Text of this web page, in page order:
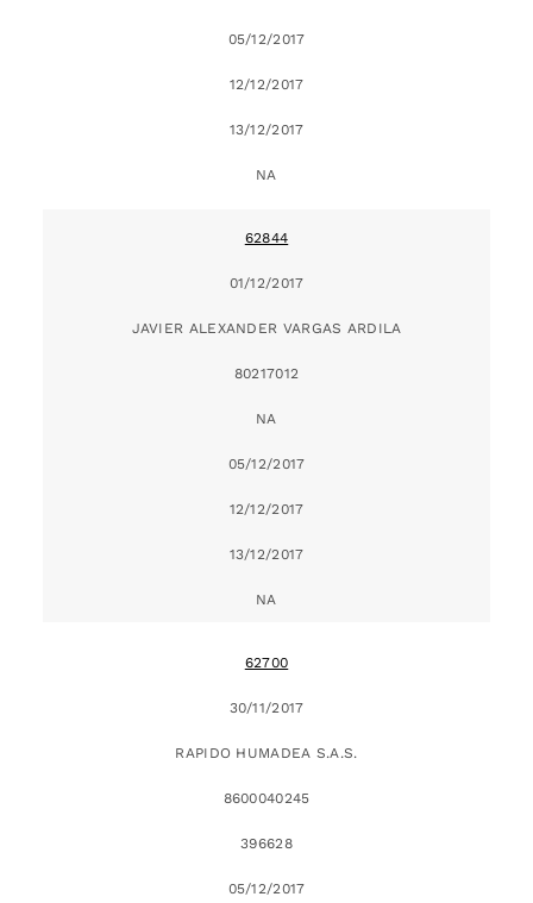
05/12/2017
12/12/2017
13/12/2017
NA
62844
01/12/2017
JAVIER ALEXANDER VARGAS ARDILA
80217012
NA
05/12/2017
12/12/2017
13/12/2017
NA
62700
30/11/2017
RAPIDO HUMADEA S.A.S.
8600040245
396628
05/12/2017